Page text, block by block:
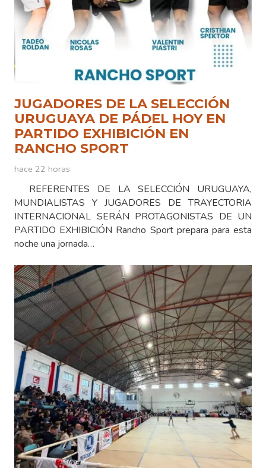
JUGADORES DE LA SELECCIÓN
URUGUAYA DE PÁDEL HOY EN
PARTIDO EXHIBICIÓN EN
RANCHO SPORT
hace 22 horas
REFERENTES DE LA SELECCIÓN URUGUAYA,
MUNDIALISTAS Y JUGADORES DE TRAYECTORIA
INTERNACIONAL SERÁN PROTAGONISTAS DE UN
PARTIDO EXHIBICIÓN Rancho Sport prepara para esta
noche una jornada…